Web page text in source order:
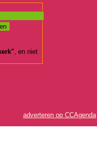
, en niet
adverteren op CCAgenda